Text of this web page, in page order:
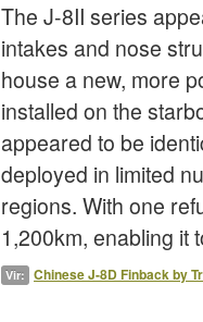
The J-8II series
intakes and nose
house a new, more
installed on the
appeared to be
deployed in limited
regions. With one
1,200km, enabling it
Vir: Chinese J-8D Finback by